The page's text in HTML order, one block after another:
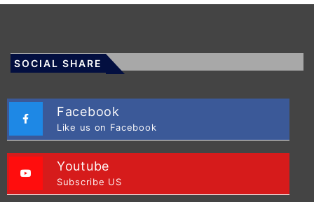
SOCIAL SHARE
Facebook
Like us on Facebook
Youtube
Subscribe US